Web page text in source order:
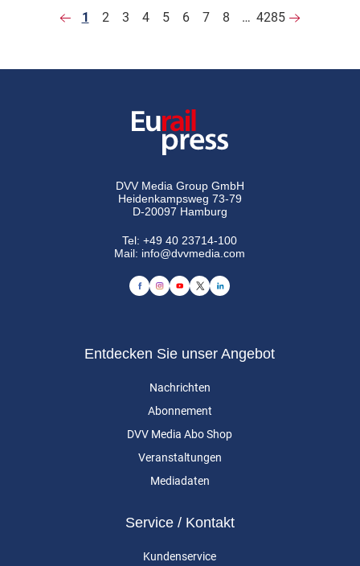
1 2 3 4 5 6 7 8 … 4285
DVV Media Group GmbH
Heidenkampsweg 73-79
D-20097 Hamburg
Tel:+49 40 23714-100
Mail: info@dvvmedia.com
Entdecken Sie unser Angebot
Nachrichten
Abonnement
DVV Media Abo Shop
Veranstaltungen
Mediadaten
Service / Kontakt
Kundenservice